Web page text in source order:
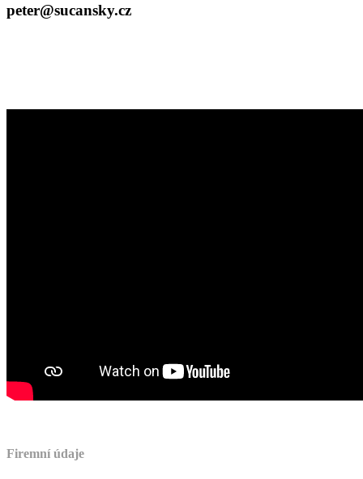
peter@sucansky.cz
Firemní údaje